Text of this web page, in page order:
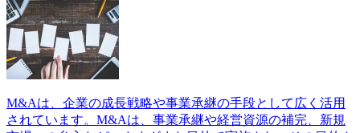
M&Aは、企業の成長戦略や事業承継の手段として広く活用
されています。M&Aは、事業承継や経営資源の補完、新規